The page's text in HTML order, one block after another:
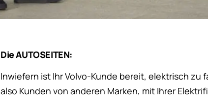
Die AUTOSEITEN:
Inwiefern ist Ihr Volvo-Kunde bereit, elektrisch zu
also Kunden von anderen Marken, mit Ihrer